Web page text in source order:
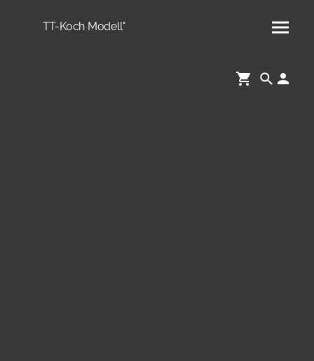
TT-Koch Modell°